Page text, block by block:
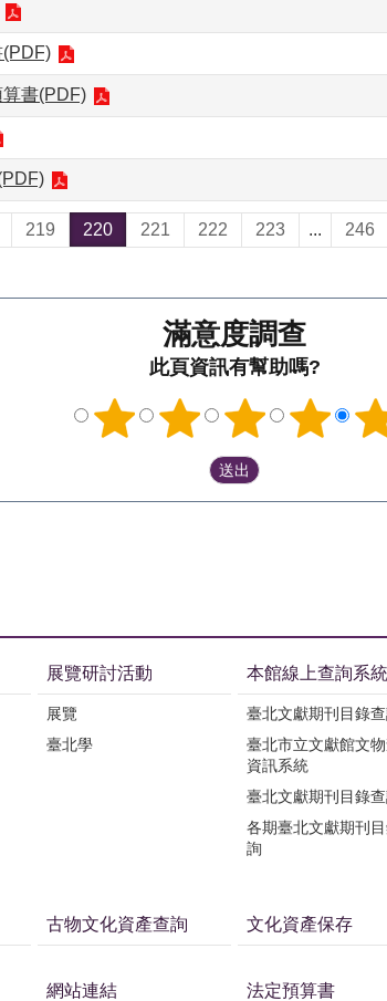
書(PDF)
219 220 221 222 223 ... 246
滿意度調查
此頁資訊有幫助嗎?
展覽研討活動
展覽
臺北學
本館線上查詢系統
臺北文獻期刊目錄
臺北市立文獻館文
資訊系統
臺北文獻期刊目錄
各期臺北文獻期刊
詢
古物文化資產查詢 文化資產保存
網站連結 法定預算書